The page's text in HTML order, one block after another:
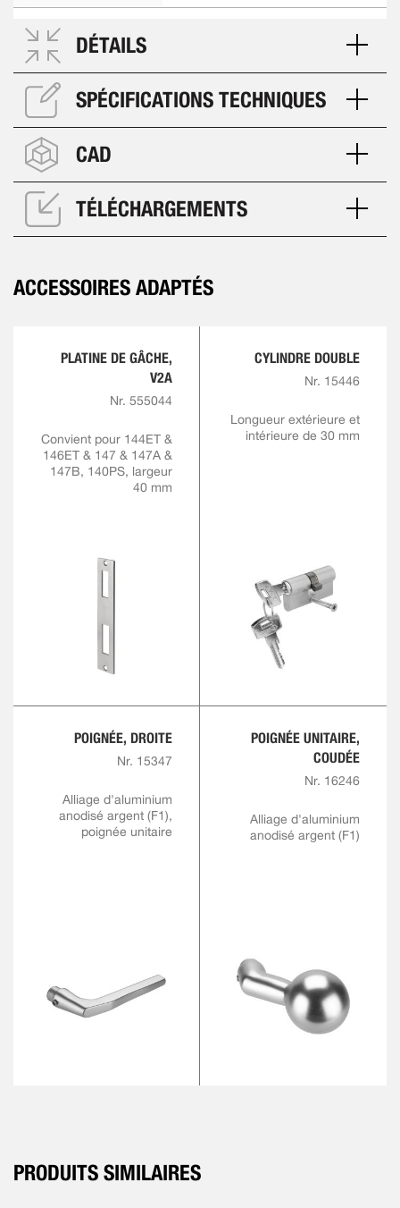
DÉTAILS
SPÉCIFICATIONS TECHNIQUES
CAD
TÉLÉCHARGEMENTS
ACCESSOIRES ADAPTÉS
PLATINE DE GÂCHE,
V2A
Nr. 555044
Convient pour 144ET &
146ET & 147 & 147A &
147B, 140PS, largeur
40 mm
CYLINDRE DOUBLE
Nr. 15446
Longueur extérieure et
intérieure de 30 mm
POIGNÉE, DROITE
Nr. 15347
Alliage d'aluminium
anodisé argent (F1),
poignée unitaire
POIGNÉE UNITAIRE,
COUDÉE
Nr. 16246
Alliage d'aluminium
anodisé argent (F1)
PRODUITS SIMILAIRES